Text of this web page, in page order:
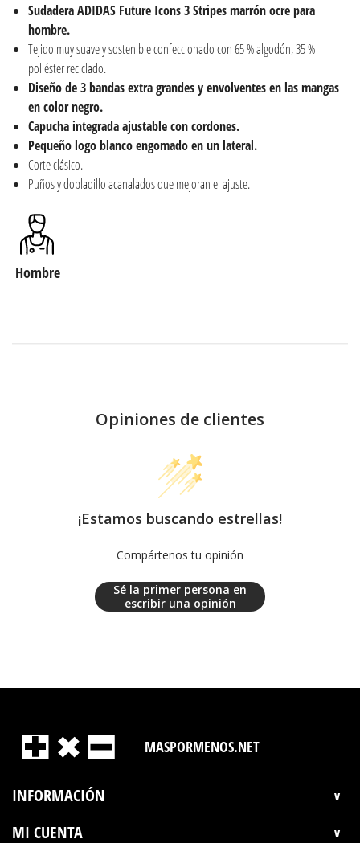
Sudadera ADIDAS Future Icons 3 Stripes marrón ocrepara
hombre.
Tejido muy suave y sostenible confeccionado con 65 % algodón, 35 %
poliéster reciclado.
Diseño de 3 bandas extra grandes y envolventes en las mangas
en color negro.
Capucha integrada ajustable con cordones.
Pequeño logo blanco engomado en un lateral.
Corte clásico.
Puños y dobladillo acanalados que mejoran el ajuste.
Hombre
Opiniones de clientes
¡Estamos buscando estrellas!
Compártenos tu opinión
Sé la primer persona en
escribir una opinión
MASPORMENOS.NET
INFORMACIÓN
MI CUENTA